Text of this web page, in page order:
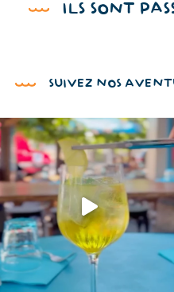
ILS SONT
SUIVEZ NOS